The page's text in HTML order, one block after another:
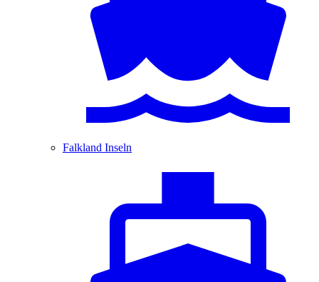
Falkland Inseln